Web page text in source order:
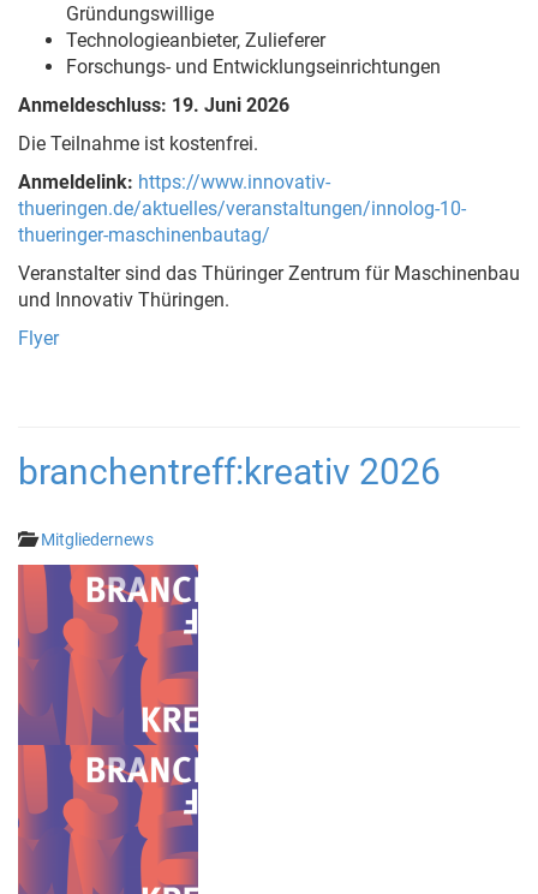
Gründungswillige
Technologieanbieter, Zulieferer
Forschungs- und Entwicklungseinrichtungen
Anmeldeschluss: 19. Juni 2026
Die Teilnahme ist kostenfrei.
Anmeldelink: https://www.innovativ-
thueringen.de/aktuelles/veranstaltungen/innolog-10-
thueringer-maschinenbautag/
Veranstalter sind das Thüringer Zentrum für Maschinenbau
und Innovativ Thüringen.
Flyer
branchentreff:kreativ 2026
Mitgliedernews